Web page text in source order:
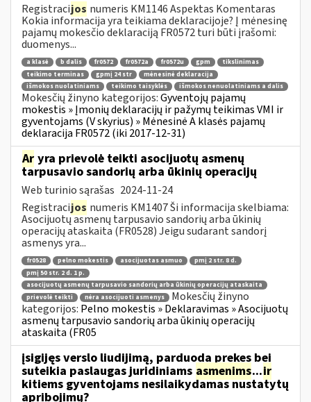
Registracijos numeris KM1146 Aspektas Komentaras
Kokia informacija yra teikiama deklaracijoje? Į mėnesinę
pajamų mokesčio deklaraciją FR0572 turi būti įrašomi:
duomenys...
a klasė b dalis fr0572 fr0572a fr0572u gpm
tikslinimas
teikimo terminas
gpmį 24 str
mėnesinė deklaracija
išmokos nuolatiniams
teikimo taisyklės išmokos nenuolatiniams a dalis
Mokesčių žinyno kategorijos:Gyventojų pajamų
mokestis » Įmonių deklaracijų ir pažymų teikimas VMI ir
gyventojams (V skyrius) » Mėnesinė A klasės pajamų
deklaracija FR0572 (iki 2017-12-31)
Ar yra prievolė teikti asocijuotų asmenų
tarpusavio sandorių arba ūkinių operacijų
Web turinio sąrašas 2024-11-24
Registracijos numeris KM1407 Ši informacija skelbiama:
Asocijuotų asmenų tarpusavio sandorių arba ūkinių
operacijų ataskaita (FR0528) Jeigu sudarant sandorį
asmenys yra...
fr0528 pelno mokestis asocijuotas asmuo
pmį 2 str. 8 d.
pmį 50 str. 2 d. 1 p.
asocijuotų asmenų tarpusavio sandorių arba ūkinių operacijų ataskaita
prievolė teikti
nėra asocijuoti asmenys
Mokesčių žinyno
kategorijos: Pelno mokestis » Deklaravimas » Asocijuotų
asmenų tarpusavio sandorių arba ūkinių operacijų
ataskaita (FR05
įsigijęs verslo liudijimą, parduoda prekes bei
suteikia paslaugas juridiniams asmenims...ir
kitiems gyventojams nesilaikydamas nustatytų
apribojimų?